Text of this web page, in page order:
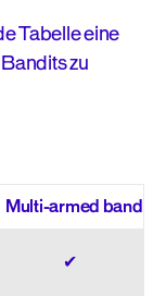
Tabelle eine
zu
Multi-armed bandits
✔